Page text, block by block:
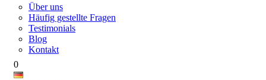
Über uns
Häufig gestellte Fragen
Testimonials
Blog
Kontakt
0